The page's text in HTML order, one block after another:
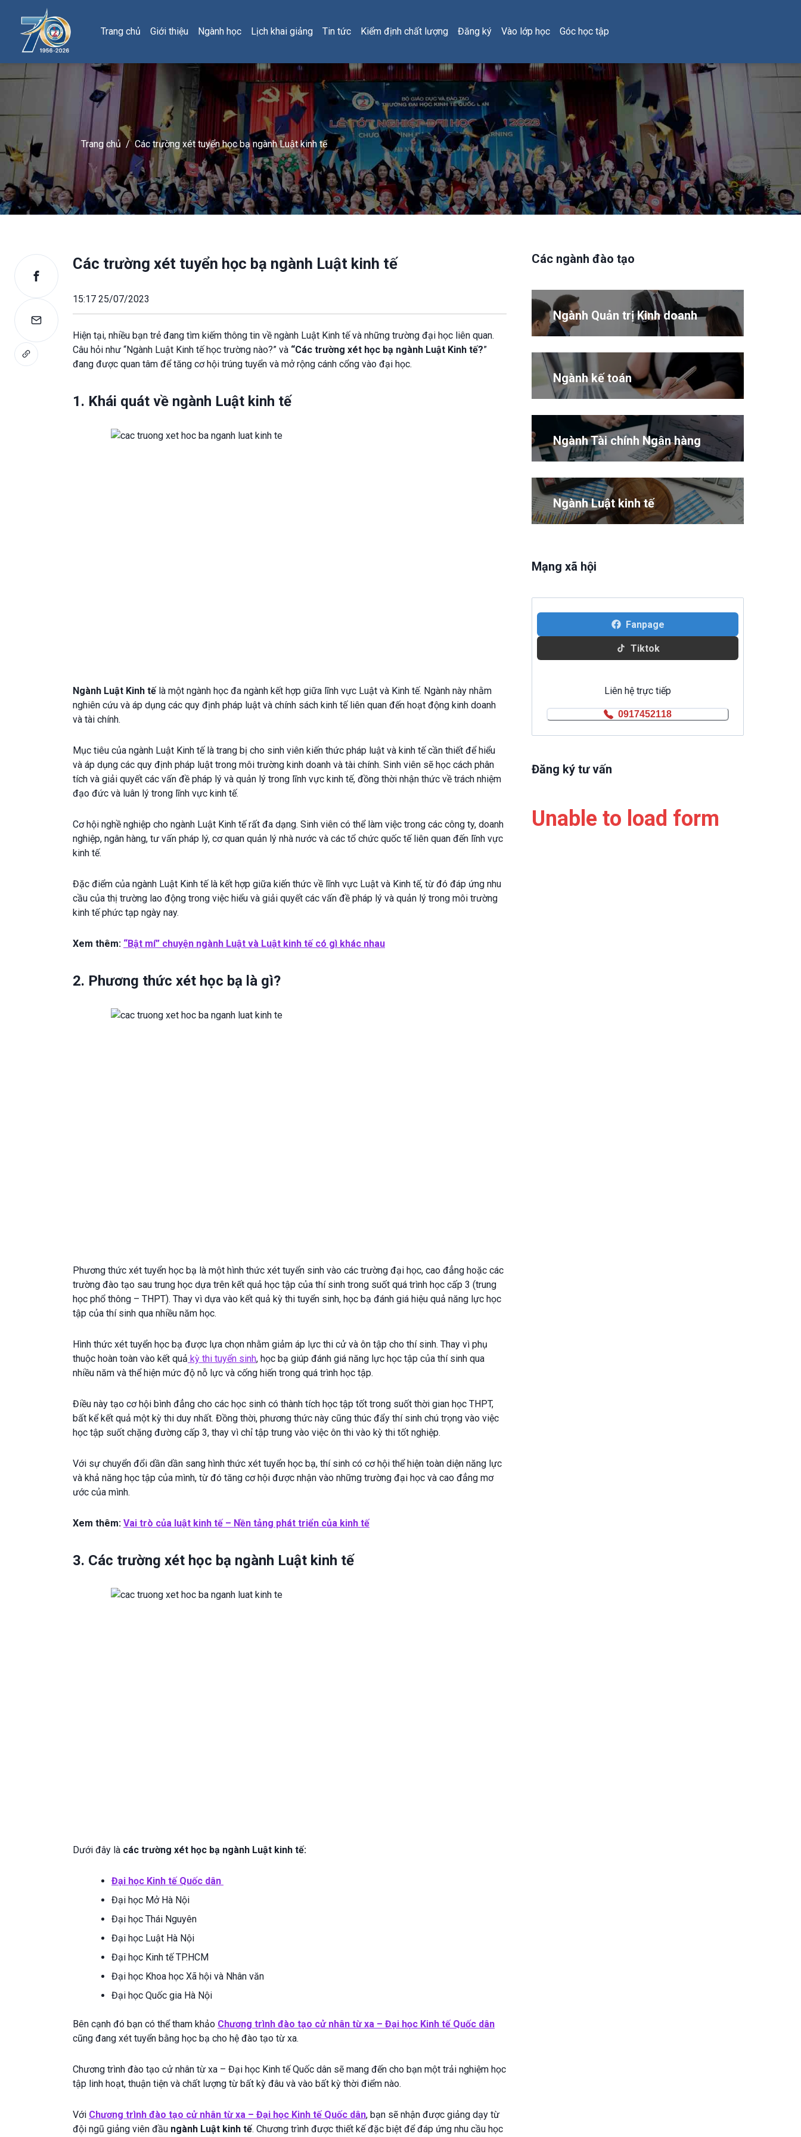
Trang chủ Giới thiệu Ngành học Lịch khai giảng Tin tức Kiểm định chất lượng Đăng ký Vào lớp học Góc học tập
Trang chủ / Các trường xét tuyển học bạ ngành Luật kinh tế
Các trường xét tuyển học bạ ngành Luật kinh tế
15:17 25/07/2023
Hiện tại, nhiều bạn trẻ đang tìm kiếm thông tin về ngành Luật Kinh tế và những trường đại học liên quan.
Câu hỏi như “Ngành Luật Kinh tế học trường nào?” và “Các trường xét học bạ ngành Luật Kinh tế?”
đang được quan tâm để tăng cơ hội trúng tuyển và mở rộng cánh cổng vào đại học.
1. Khái quát về ngành Luật kinh tế
Ngành Luật Kinh tế là một ngành học đa ngành kết hợp giữa lĩnh vực Luật và Kinh tế. Ngành này nhằm
nghiên cứu và áp dụng các quy định pháp luật và chính sách kinh tế liên quan đến hoạt động kinh doanh
và tài chính.
Mục tiêu của ngành Luật Kinh tế là trang bị cho sinh viên kiến thức pháp luật và kinh tế cần thiết để hiểu
và áp dụng các quy định pháp luật trong môi trường kinh doanh và tài chính. Sinh viên sẽ học cách phân
tích và giải quyết các vấn đề pháp lý và quản lý trong lĩnh vực kinh tế, đồng thời nhận thức về trách nhiệm
đạo đức và luân lý trong lĩnh vực kinh tế.
Cơ hội nghề nghiệp cho ngành Luật Kinh tế rất đa dạng. Sinh viên có thể làm việc trong các công ty, doanh
nghiệp, ngân hàng, tư vấn pháp lý, cơ quan quản lý nhà nước và các tổ chức quốc tế liên quan đến lĩnh vực
kinh tế.
Đặc điểm của ngành Luật Kinh tế là kết hợp giữa kiến thức về lĩnh vực Luật và Kinh tế, từ đó đáp ứng nhu
cầu của thị trường lao động trong việc hiểu và giải quyết các vấn đề pháp lý và quản lý trong môi trường
kinh tế phức tạp ngày nay.
Xem thêm: “Bật mí” chuyện ngành Luật và Luật kinh tế có gì khác nhau
2. Phương thức xét học bạ là gì?
Phương thức xét tuyển học bạ là một hình thức xét tuyển sinh vào các trường đại học, cao đẳng hoặc các
trường đào tạo sau trung học dựa trên kết quả học tập của thí sinh trong suốt quá trình học cấp 3 (trung
học phổ thông – THPT). Thay vì dựa vào kết quả kỳ thi tuyển sinh, học bạ đánh giá hiệu quả năng lực học
tập của thí sinh qua nhiều năm học.
Hình thức xét tuyển học bạ được lựa chọn nhằm giảm áp lực thi cử và ôn tập cho thí sinh. Thay vì phụ
thuộc hoàn toàn vào kết quả kỳ thi tuyển sinh, học bạ giúp đánh giá năng lực học tập của thí sinh qua
nhiều năm và thể hiện mức độ nỗ lực và cống hiến trong quá trình học tập.
Điều này tạo cơ hội bình đẳng cho các học sinh có thành tích học tập tốt trong suốt thời gian học THPT,
bất kể kết quả một kỳ thi duy nhất. Đồng thời, phương thức này cũng thúc đẩy thí sinh chú trọng vào việc
học tập suốt chặng đường cấp 3, thay vì chỉ tập trung vào việc ôn thi vào kỳ thi tốt nghiệp.
Với sự chuyển đổi dần dần sang hình thức xét tuyển học bạ, thí sinh có cơ hội thể hiện toàn diện năng lực
và khả năng học tập của mình, từ đó tăng cơ hội được nhận vào những trường đại học và cao đẳng mơ
ước của mình.
Xem thêm: Vai trò của luật kinh tế – Nền tảng phát triển của kinh tế
3. Các trường xét học bạ ngành Luật kinh tế
Dưới đây là các trường xét học bạ ngành Luật kinh tế:
Đại học Kinh tế Quốc dân
Đại học Mở Hà Nội
Đại học Thái Nguyên
Đại học Luật Hà Nội
Đại học Kinh tế TP.HCM
Đại học Khoa học Xã hội và Nhân văn
Đại học Quốc gia Hà Nội
Bên cạnh đó bạn có thể tham khảo Chương trình đào tạo cử nhân từ xa – Đại học Kinh tế Quốc dân
cũng đang xét tuyển bằng học bạ cho hệ đào tạo từ xa.
Chương trình đào tạo cử nhân từ xa – Đại học Kinh tế Quốc dân sẽ mang đến cho bạn một trải nghiệm học
tập linh hoạt, thuận tiện và chất lượng từ bất kỳ đâu và vào bất kỳ thời điểm nào.
Với Chương trình đào tạo cử nhân từ xa – Đại học Kinh tế Quốc dân, bạn sẽ nhận được giảng dạy từ
đội ngũ giảng viên đầu ngành Luật kinh tế. Chương trình được thiết kế đặc biệt để đáp ứng nhu cầu học
Các ngành đào tạo
Ngành Quản trị Kinh doanh
Ngành kế toán
Ngành Tài chính Ngân hàng
Ngành Luật kinh tế
Mạng xã hội
Fanpage
Tiktok
Liên hệ trực tiếp
0917452118
Đăng ký tư vấn
Unable to load form